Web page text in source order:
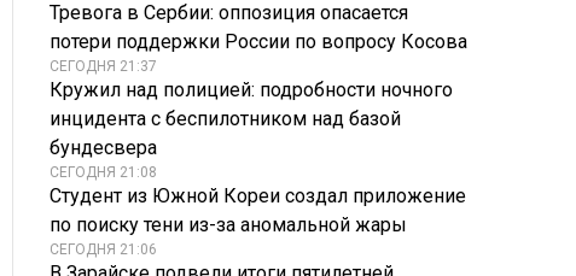
Тревога в Сербии: оппозиция опасается
потери поддержки России по вопросу Косова
СЕГОДНЯ 21:37
Кружил над полицией: подробности ночного
инцидента с беспилотником над базой
бундесвера
СЕГОДНЯ 21:08
Студент из Южной Кореи создал приложение
по поиску тени из-за аномальной жары
СЕГОДНЯ 21:06